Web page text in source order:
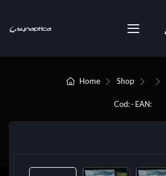
Home Shop
Cod: - EAN: